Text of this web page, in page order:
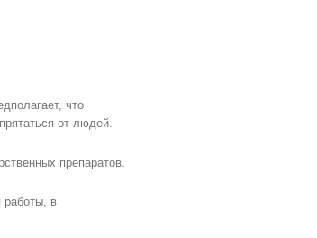
что
от людей.
препаратов.
работы, в